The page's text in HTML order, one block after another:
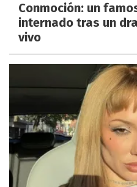
Conmoción: un
internado tras un
vivo